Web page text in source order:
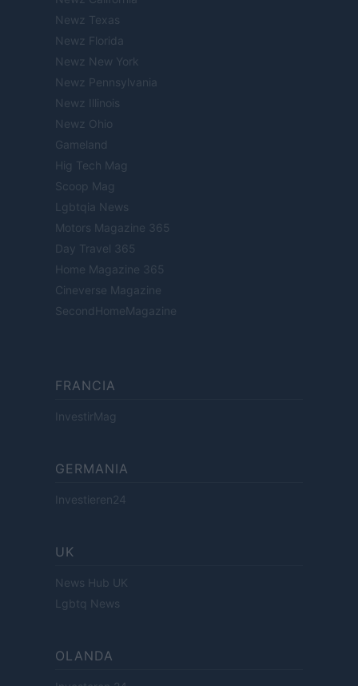
Newz Texas
Newz Florida
Newz New York
Newz Pennsylvania
Newz Illinois
Newz Ohio
Gameland
Hig Tech Mag
Scoop Mag
Lgbtqia News
Motors Magazine 365
Day Travel 365
Home Magazine 365
Cineverse Magazine
SecondHomeMagazine
FRANCIA
InvestirMag
GERMANIA
Investieren24
UK
News Hub UK
Lgbtq News
OLANDA